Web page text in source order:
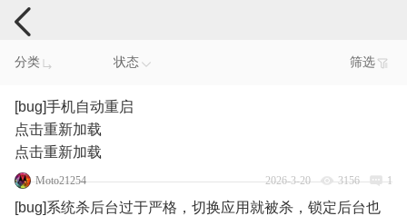
手机反馈
分类 状态 筛选
[bug]手机自动重启
点击重新加载
点击重新加载
Moto21254 2026-3-20 3156 1
[bug]系统杀后台过于严格，切换应用就被杀，锁定后台也